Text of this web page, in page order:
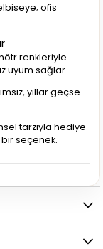
ofis
renkleriyle
uyum sağlar.
yıllar geçse
tarzıyla hediye
seçenek.